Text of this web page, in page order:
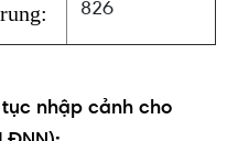
826
nhập cảnh cho